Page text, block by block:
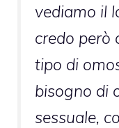
vediamo il
credo però
tipo di
bisogno di
sessuale,